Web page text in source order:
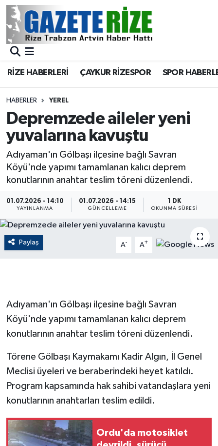
RİZE HABERLERİ ÇAYKUR RİZESPOR SPOR
HABERLER YEREL
Depremzede aileler yeni
yuvalarına kavuştu
Adıyaman'ın Gölbaşı ilçesine bağlı Savran
Köyü'nde yapımı tamamlanan kalıcı deprem
konutlarının anahtar teslim töreni düzenlendi.
01.07.2026 - 14:10
YAYINLANMA
01.07.2026 - 14:15
GÜNCELLEME
1 DK
OKUNMA SÜRESI
Paylaş A- A+
Adıyaman'ın Gölbaşı ilçesine bağlı Savran
Köyü'nde yapımı tamamlanan kalıcı deprem
konutlarının anahtar teslim töreni düzenlendi.
Törene Gölbaşı Kaymakamı Kadir Algın, İl Genel
Meclisi üyeleri ve beraberindeki heyet katıldı.
Program kapsamında hak sahibi vatandaşlara yeni
konutlarının anahtarları teslim edildi.
Ordu'da motosiklet
BÖLGEMİZ
Asayiş
Rize Jandarma Komutanlığı
Bilim Teknoloji
Canlı Maç
ÇEVRE
EKONOMİ
English News
Finans
Gayrimenkul
Merkez Nöbetçi Eczaneler
Merkez Trafik Yoğunluk Haritası
Süper Lig Puan Durumu ve Fikstür
Tüm Manşetler
Son Dakika Haberleri